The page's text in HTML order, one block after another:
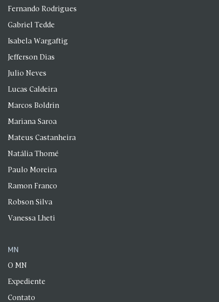
Fernando Rodrigues
Gabriel Tedde
Isabela Wargaftig
Jefferson Dias
Julio Neves
Lucas Caldeira
Marcos Boldrin
Mariana Saroa
Mateus Castanheira
Natália Thomé
Paulo Moreira
Ramon Franco
Robson Silva
Vanessa Lheti
MN
O MN
Expediente
Contato